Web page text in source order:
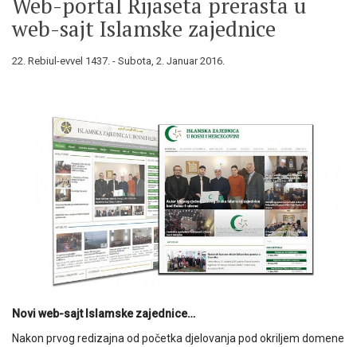
Web-portal Rijaseta prerasta u
web-sajt Islamske zajednice
22. Rebiul-evvel 1437. - Subota, 2. Januar 2016.
Novi web-sajt Islamske zajednice…
Nakon prvog redizajna od početka djelovanja pod okriljem domene